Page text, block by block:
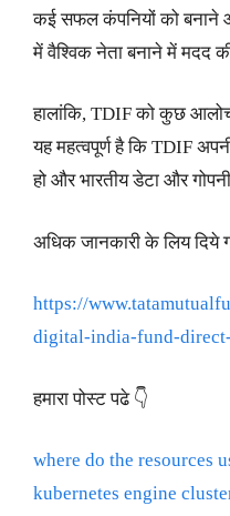
कई सफल कंपनियों को बनाने
में वैश्विक नेता बनाने में मदद
हालांकि, TDIF को कुछ
यह महत्वपूर्ण है कि TDIF
हो और भारतीय डेटा और
अधिक जानकारी के लिय दिये
https://
digital-india-fund-
हमारा पोस्ट पढे 👇
where do the resources
kubernetes engine